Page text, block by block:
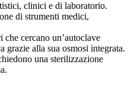
clinici e di laboratorio.
di strumenti medici,
cercano un’autoclave
grazie alla sua osmosi integrata.
una sterilizzazione